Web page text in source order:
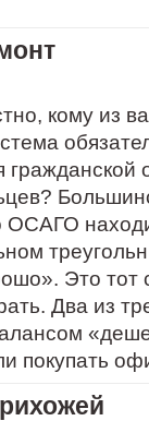
кому из
гражданской
ОСАГО
Это тот
Два из
покупать